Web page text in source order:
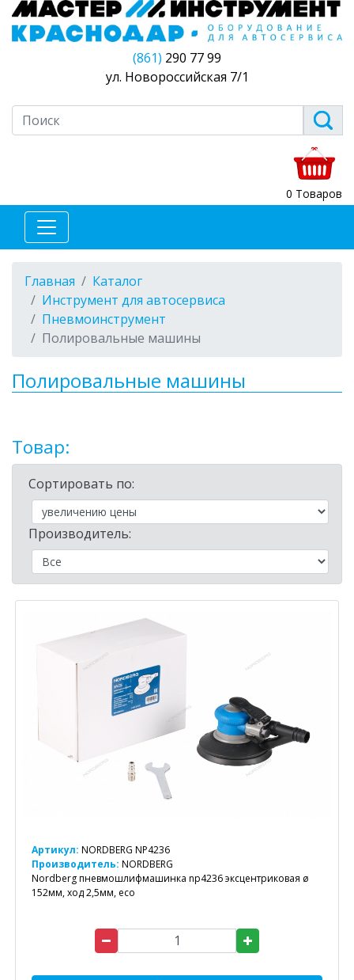
(861) 290 77 99
ул. Новороссийская 7/1
0 Товаров
Главная
Каталог
Инструмент для автосервиса
Пневмоинструмент
Полировальные машины
Полировальные машины
Товар:
Сортировать по:
Производитель:
Артикул: NORDBERG NP4236
Производитель: NORDBERG
Nordberg пневмошлифмашинка np4236 эксцентриковая ø
152мм, ход 2,5мм, eco